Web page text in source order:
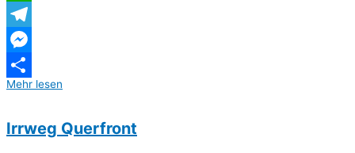
WhatsApp
Telegram
Messenger
Teilen
Mehr lesen
Irrweg Querfront